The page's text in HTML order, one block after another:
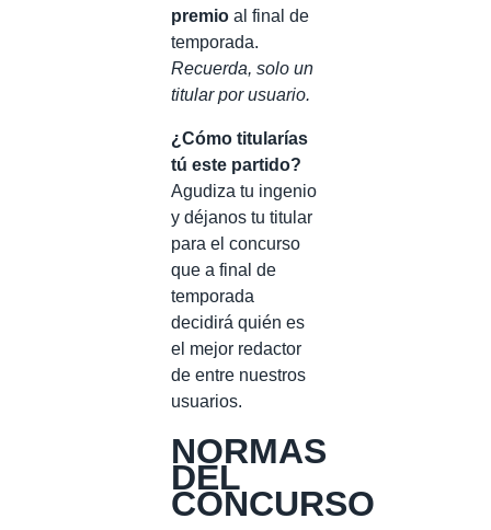
premio al final de
temporada.
Recuerda, solo un
titular por usuario.
¿Cómo titularías
tú este partido?
Agudiza tu ingenio
y déjanos tu titular
para el concurso
que a final de
temporada
decidirá quién es
el mejor redactor
de entre nuestros
usuarios.
NORMAS
DEL
CONCURSO